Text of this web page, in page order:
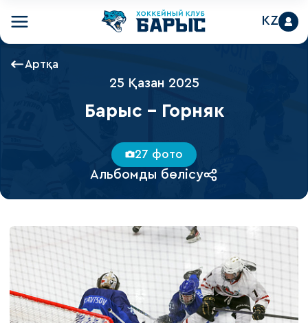
KZ
Артқа
25 Қазан 2025
Барыс - Горняк
27 фото
Альбомды бөлісу